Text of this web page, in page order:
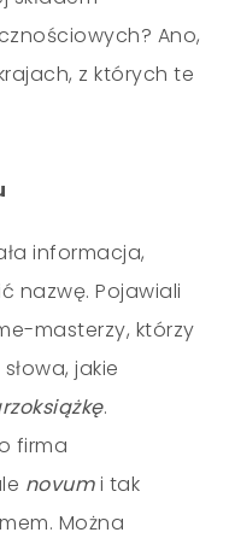
Ano,
z których te
informacja,
nazwę. Pojawiali
masterzy, którzy
jakie
.
firma
novumi tak
. Można